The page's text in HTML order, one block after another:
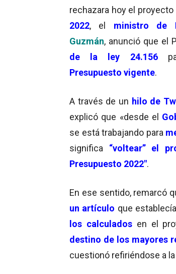
rechazara hoy el proyecto
2022, el ministro de
Guzmán, anunció que el
de la ley 24.156
Presupuesto vigente.
A través de un hilo de
explicó que «desde el
se está trabajando para
significa “voltear” el
Presupuesto 2022″.
En ese sentido, remarcó
un artículo que
los calculadosen el
destino de los mayores
cuestionó refiriéndose a